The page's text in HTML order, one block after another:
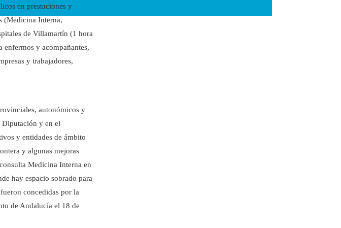
en prestaciones y
(Medicina Interna,
de Villamartín (1 hora
enfermos y acompañantes,
y trabajadores,
autonómicos y
Diputación y en el
y entidades de ámbito
y algunas mejoras
Medicina Interna en
hay espacio sobrado para
concedidas por la
de Andalucía el 18 de